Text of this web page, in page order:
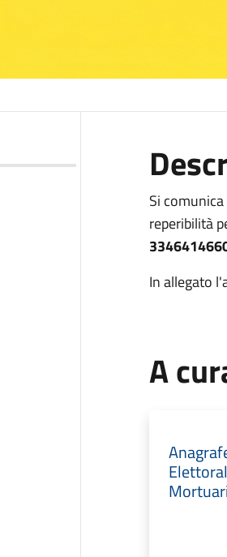
Si
reperibilità
In allegato
A